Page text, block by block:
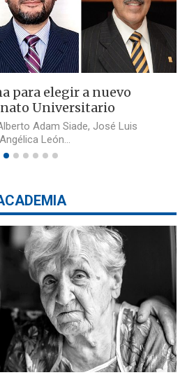
para elegir a nuevo
Universitario
Adam Siade, José Luis
León…